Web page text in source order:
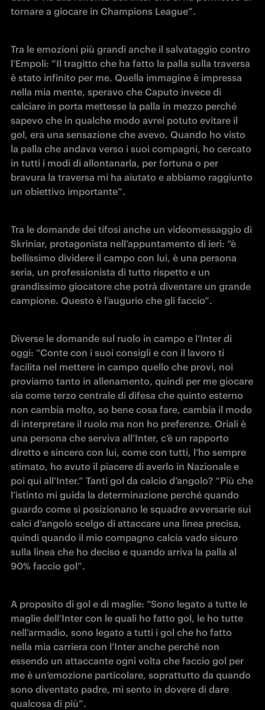
tornare a giocare in Champions League”.
Tra le emozioni più grandi anche il salvataggio contro
l’Empoli: “Il tragitto che ha fatto la palla sulla traversa
è stato infinito per me. Quella immagine è impressa
nella mia mente, speravo che Caputo invece di
calciare in porta mettesse la palla in mezzo perché
sapevo che in qualche modo avrei potuto evitare il
gol, era una sensazione che avevo. Quando ho visto
la palla che andava verso i suoi compagni, ho cercato
in tutti i modi di allontanarla, per fortuna o per
bravura la traversa mi ha aiutato e abbiamo raggiunto
un obiettivo importante”.
Tra le domande dei tifosi anche un videomessaggio di
Skriniar, protagonista nell’appuntamento di ieri: “è
bellissimo dividere il campo con lui, è una persona
seria, un professionista di tutto rispetto e un
grandissimo giocatore che potrà diventare un grande
campione. Questo è l’augurio che gli faccio”.
Diverse le domande sul ruolo in campo e l’Inter di
oggi: “Conte con i suoi consigli e con il lavoro ti
facilita nel mettere in campo quello che provi, noi
proviamo tanto in allenamento, quindi per me giocare
sia come terzo centrale di difesa che quinto esterno
non cambia molto, so bene cosa fare, cambia il modo
di interpretare il ruolo ma non ho preferenze. Oriali è
una persona che serviva all’Inter, c’è un rapporto
diretto e sincero con lui, come con tutti, l’ho sempre
stimato, ho avuto il piacere di averlo in Nazionale e
poi qui all’Inter.” Tanti gol da calcio d’angolo? “Più che
l’istinto mi guida la determinazione perché quando
guardo come si posizionano le squadre avversarie sui
calci d’angolo scelgo di attaccare una linea precisa,
quindi quando il mio compagno calcia vado sicuro
sulla linea che ho deciso e quando arriva la palla al
90% faccio gol”.
A proposito di gol e di maglie: “Sono legato a tutte le
maglie dell’Inter con le quali ho fatto gol, le ho tutte
nell’armadio, sono legato a tutti i gol che ho fatto
nella mia carriera con l’Inter anche perché non
essendo un attaccante ogni volta che faccio gol per
me è un’emozione particolare, soprattutto da quando
sono diventato padre, mi sento in dovere di dare
qualcosa di più”.